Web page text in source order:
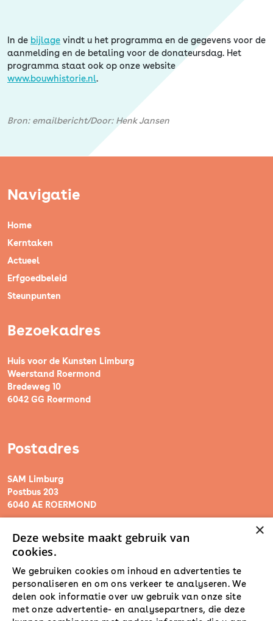
In de bijlage vindt u het programma en de gegevens voor de
aanmelding en de betaling voor de donateursdag. Het
programma staat ook op onze website
www.bouwhistorie.nl.
Bron: emailbericht/Door: Henk Jansen
Navigatie
Home
Kerntaken
Actueel
Erfgoedbeleid
Steunpunten
Bezoekadres
Huis voor de Kunsten Limburg
Weerstand Roermond
Bredeweg 10
6042 GG Roermond
Postadres
SAM Limburg
Postbus 203
6040 AE ROERMOND
steunpunt@sam-limburg.nl
0475-399281
×
Deze website maakt gebruik van
cookies.
We gebruiken cookies om inhoud en advertenties te
personaliseren en om ons verkeer te analyseren. We
delen ook informatie over uw gebruik van onze site
met onze advertentie- en analysepartners, die deze